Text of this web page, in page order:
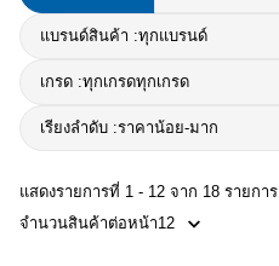
แบรนด์สินค้า :ทุกแบรนด์
เกรด :ทุกเกรดทุกเกรด
เรียงลำดับ :ราคาน้อย-มาก
แสดงรายการที่ 1 - 12 จาก 18 รายการ
จำนวนสินค้าต่อหน้า12